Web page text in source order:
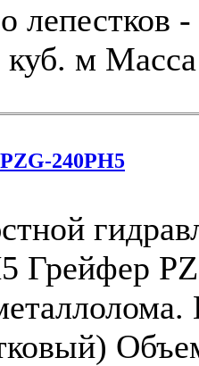
лепестков
м
240PH5
Грейфер